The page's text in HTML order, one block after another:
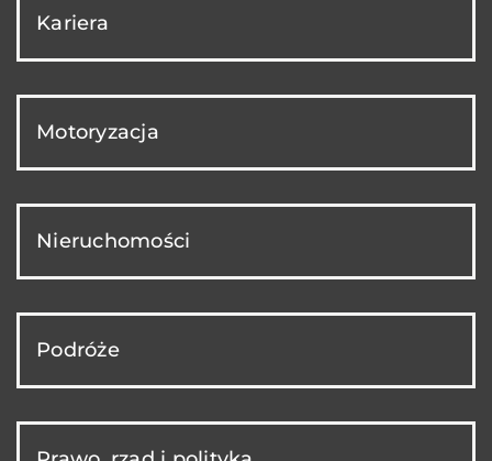
Kariera
Motoryzacja
Nieruchomości
Podróże